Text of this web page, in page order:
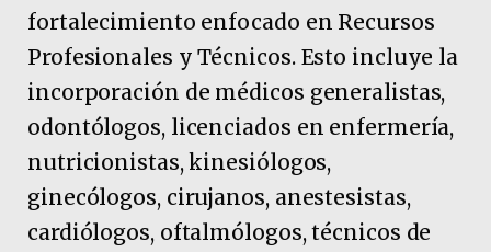
fortalecimiento enfocado en Recursos
Profesionales y Técnicos. Esto incluye la
incorporación de médicos generalistas,
odontólogos, licenciados en enfermería,
nutricionistas, kinesiólogos,
ginecólogos, cirujanos, anestesistas,
cardiólogos, oftalmólogos, técnicos de